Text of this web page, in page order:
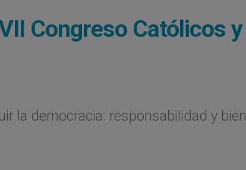
Congreso Católicos y
la democracia: responsabilidad y bien